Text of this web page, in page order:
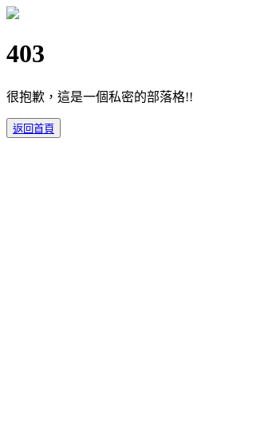
403
很抱歉，這是一個私密的部落格!!
返回首頁